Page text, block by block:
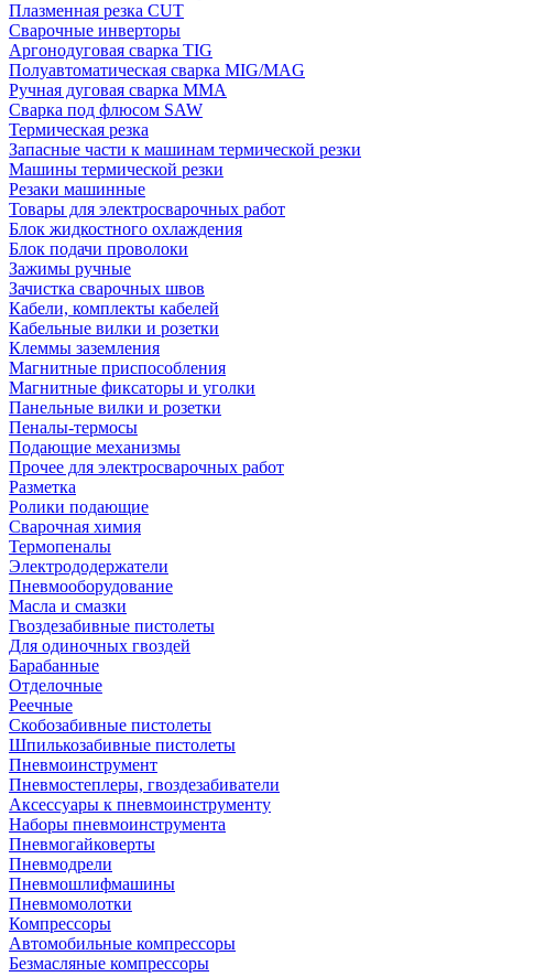
Плазменная резка CUT
Сварочные инверторы
Аргонодуговая сварка TIG
Полуавтоматическая сварка MIG/MAG
Ручная дуговая сварка MMA
Сварка под флюсом SAW
Термическая резка
Запасные части к машинам термической резки
Машины термической резки
Резаки машинные
Товары для электросварочных работ
Блок жидкостного охлаждения
Блок подачи проволоки
Зажимы ручные
Зачистка сварочных швов
Кабели, комплекты кабелей
Кабельные вилки и розетки
Клеммы заземления
Магнитные приспособления
Магнитные фиксаторы и уголки
Панельные вилки и розетки
Пеналы-термосы
Подающие механизмы
Прочее для электросварочных работ
Разметка
Ролики подающие
Сварочная химия
Термопеналы
Электрододержатели
Пневмооборудование
Масла и смазки
Гвоздезабивные пистолеты
Для одиночных гвоздей
Барабанные
Отделочные
Реечные
Скобозабивные пистолеты
Шпилькозабивные пистолеты
Пневмоинструмент
Пневмостеплеры, гвоздезабиватели
Аксессуары к пневмоинструменту
Наборы пневмоинструмента
Пневмогайковерты
Пневмодрели
Пневмошлифмашины
Пневмомолотки
Компрессоры
Автомобильные компрессоры
Безмасляные компрессоры